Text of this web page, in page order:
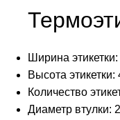
Ширина
Высота
Количество
Диаметр втулки: